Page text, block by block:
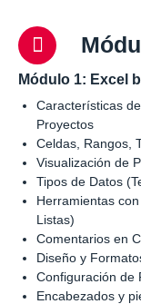
Módulo 1: Excel
Características
Proyectos
Celdas, Rangos,
Visualización de
Tipos de Datos
Herramientas
Listas)
Comentarios en
Diseño y
Configuración de
Encabezados y